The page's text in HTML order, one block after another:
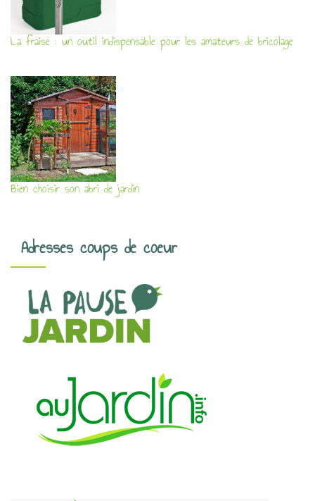
La fraise : un outil indispensable pour les amateurs de bricolage
Bien choisir son abri de jardin
Adresses coups de coeur